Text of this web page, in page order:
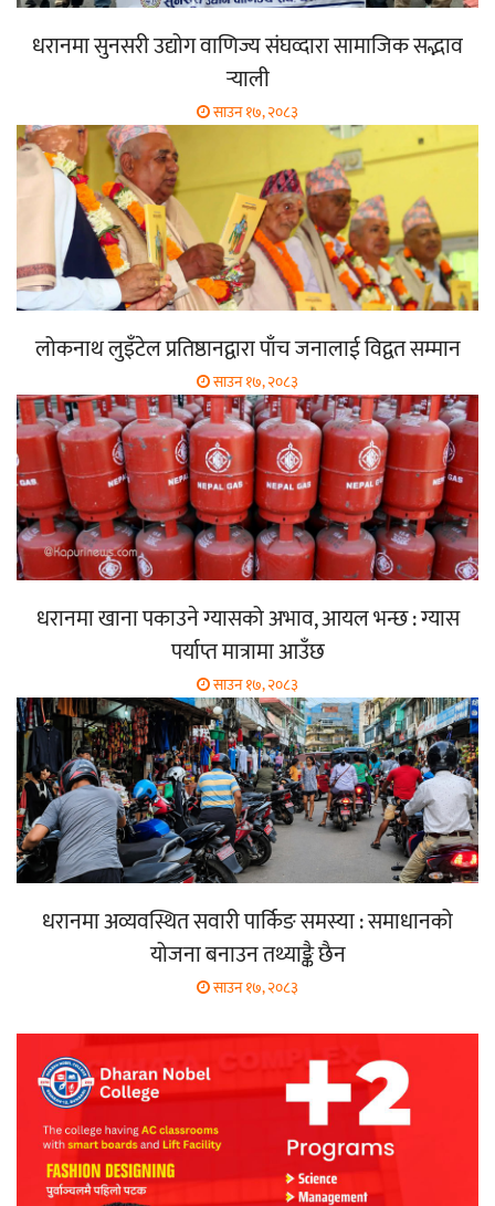
धरानमा सुनसरी उद्योग वाणिज्य संघव्दारा सामाजिक सद्भाव
र्‍याली
साउन १७, २०८३
लोकनाथ लुइँटेल प्रतिष्ठानद्वारा पाँच जनालाई विद्वत सम्मान
साउन १७, २०८३
धरानमा खाना पकाउने ग्यासको अभाव, आयल भन्छ : ग्यास
पर्याप्त मात्रामा आउँछ
साउन १७, २०८३
धरानमा अव्यवस्थित सवारी पार्किङ समस्या : समाधानको
योजना बनाउन तथ्याङ्कै छैन
साउन १७, २०८३